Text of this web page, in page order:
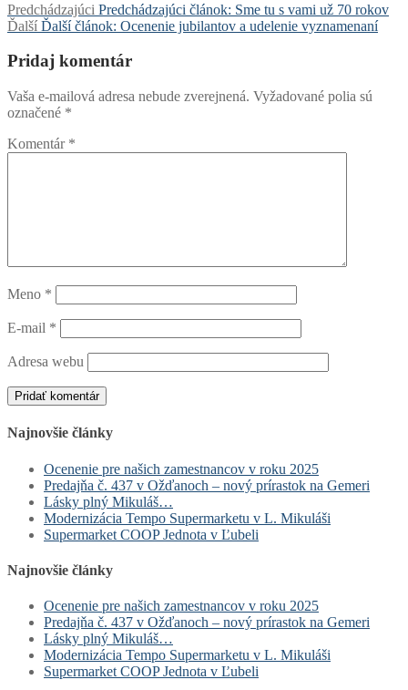
Predchádzajúci Predchádzajúci článok: Sme tu s vami už 70 rokov
Ďalší Ďalší článok: Ocenenie jubilantov a udelenie vyznamenaní
Pridaj komentár
Vaša e-mailová adresa nebude zverejnená. Vyžadované polia sú
označené *
Komentár *
Meno *
E-mail *
Adresa webu
Najnovšie články
Ocenenie pre našich zamestnancov v roku 2025
Predajňa č. 437 v Ožďanoch – nový prírastok na Gemeri
Lásky plný Mikuláš…
Modernizácia Tempo Supermarketu v L. Mikuláši
Supermarket COOP Jednota v Ľubeli
Najnovšie články
Ocenenie pre našich zamestnancov v roku 2025
Predajňa č. 437 v Ožďanoch – nový prírastok na Gemeri
Lásky plný Mikuláš…
Modernizácia Tempo Supermarketu v L. Mikuláši
Supermarket COOP Jednota v Ľubeli